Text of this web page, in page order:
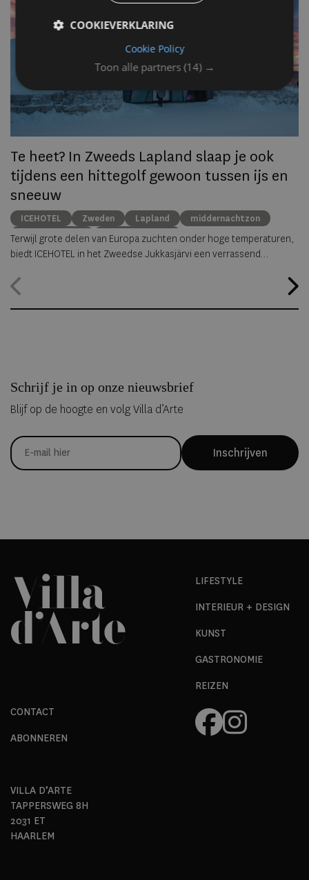
Te heet? In Zweeds Lapland slaap je ook
tijdens een hittegolf gewoon tussen ijs en
sneeuw
ICEHOTEL Zweden Lapland
middernachtzon
summer travel
Arctische reizen
Terwijl grote delen van Europa zuchten onder hoge temperaturen,
biedt ICEHOTEL in het Zweedse Jukkasjärvi een verrassend
hele jaar geopend, waardoor gasten zelfs midden in de zomer
Schrijf je in op onze nieuwsbrief
Blijf op de hoogte en volg Villa d’Arte
Inschrijven
LIFESTYLE
INTERIEUR + DESIGN
KUNST
GASTRONOMIE
REIZEN
CONTACT
ABONNEREN
VILLA D’ARTE
TAPPERSWEG 8H
2031 ET
HAARLEM
Toon alle partners (14) →
COOKIEVERKLARING
Cookie Policy